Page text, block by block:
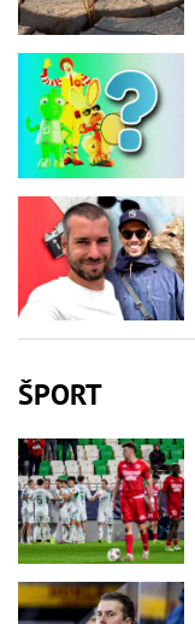
ŠPORT